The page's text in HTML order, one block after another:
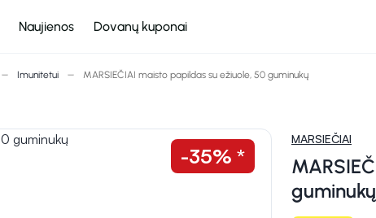
Naujienos Dovanų kuponai
Imunitetui MARSIEČIAI maisto papildas su ežiuole, 50 guminukų
-35% *
MARSIEČIAI
guminukų